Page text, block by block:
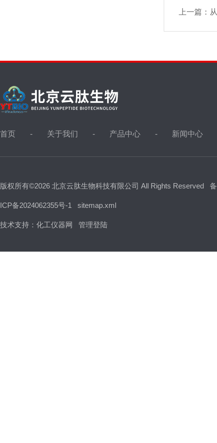
上一篇： 从
首页 关于我们 产品中心 新闻中心
版权所有©2026 北京云肽生物科技有限公司 All Rights Reserved
ICP备2024062355号-1 sitemap.xml
技术支持： 化工仪器网 管理登陆